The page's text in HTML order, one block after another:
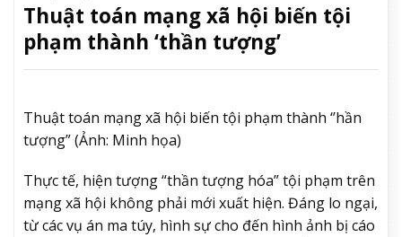
Thuật toán mạng xã hội biến tội
phạm thành ‘thần tượng’
Thuật toán mạng xã hội biến tội phạm thành ‘’hần
tượng” (Ảnh: Minh họa)
Thực tế, hiện tượng “thần tượng hóa” tội phạm trên
mạng xã hội không phải mới xuất hiện. Đáng lo ngại,
từ các vụ án ma túy, hình sự cho đến hình ảnh bị cáo